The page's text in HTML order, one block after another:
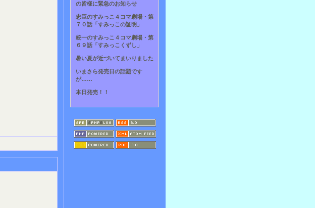
の皆様に緊急のお知らせ
忠臣のすみっこ４コマ劇場・第
７０話「すみっこの証明」
統一のすみっこ４コマ劇場・第
６９話「すみっこくずし」
暑い夏が近づいてまいりました
いまさら発売日の話題です
が……
本日発売！！